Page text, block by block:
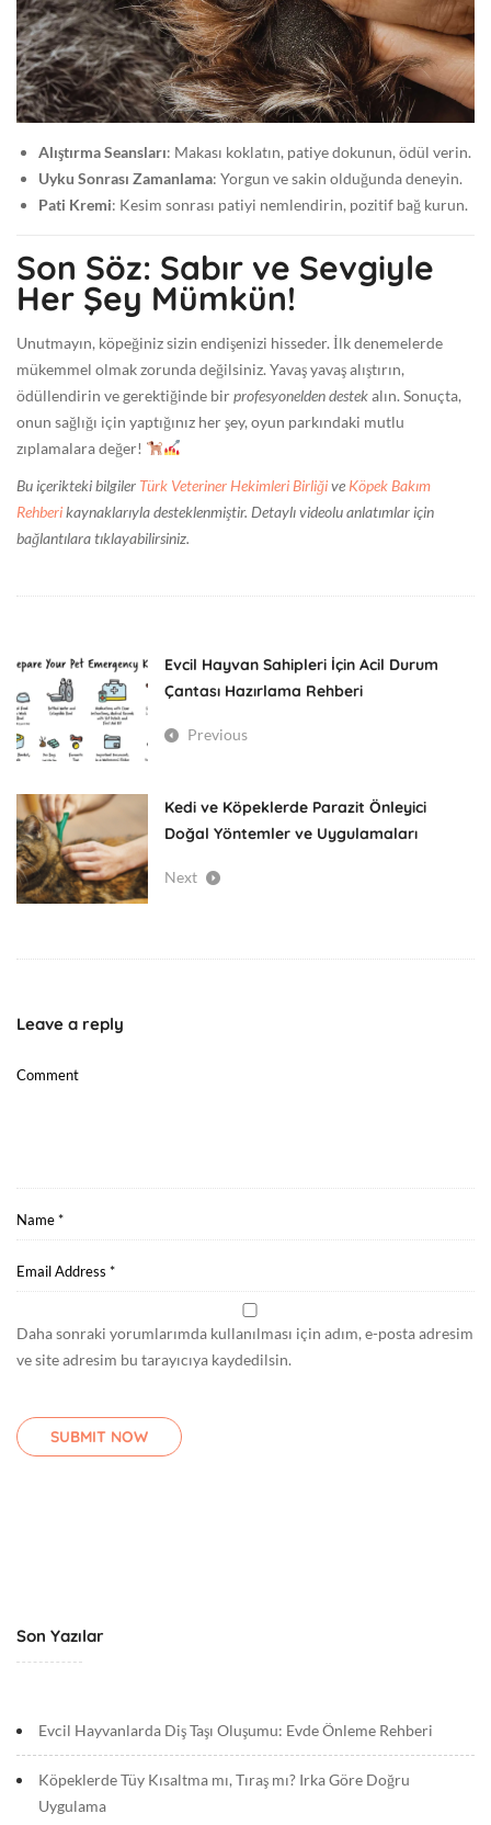
Alıştırma Seansları: Makası koklatın, patiye dokunun, ödül verin.
Uyku Sonrası Zamanlama: Yorgun ve sakin olduğunda deneyin.
Pati Kremi: Kesim sonrası patiyi nemlendirin, pozitif bağ kurun.
Son Söz: Sabır ve Sevgiyle
Her Şey Mümkün!
Unutmayın, köpeğiniz sizin endişenizi hisseder. İlk denemelerde
mükemmel olmak zorunda değilsiniz. Yavaş yavaş alıştırın,
ödüllendirin ve gerektiğinde birprofesyonelden destekalın. Sonuçta,
onun sağlığı için yaptığınız her şey, oyun parkındaki mutlu
zıplamalara değer!
Bu içerikteki bilgiler Türk Veteriner Hekimleri Birliğive Köpek Bakım
Rehberikaynaklarıyla desteklenmiştir. Detaylı videolu anlatımlar için
bağlantılara tıklayabilirsiniz.
Evcil Hayvan Sahipleri İçin Acil Durum
Çantası Hazırlama Rehberi
Previous
Kedi ve Köpeklerde Parazit Önleyici
Doğal Yöntemler ve Uygulamaları
Next
Leave a reply
Daha sonraki yorumlarımda kullanılması için adım, e-posta adresim
ve site adresim bu tarayıcıya kaydedilsin.
Son Yazılar
Evcil Hayvanlarda Diş Taşı Oluşumu: Evde Önleme Rehberi
Köpeklerde Tüy Kısaltma mı, Tıraş mı? Irka Göre Doğru
Uygulama